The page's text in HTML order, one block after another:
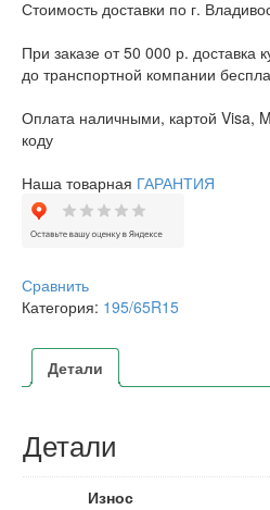
Стоимость доставки по г.
При заказе от 50 000 р. доставка
до транспортной компании
Оплата наличными, картой Visa,
коду
Наша товарная ГАРАНТИЯ
Сравнить
Категория: 195/65R15
Детали
Детали
Износ